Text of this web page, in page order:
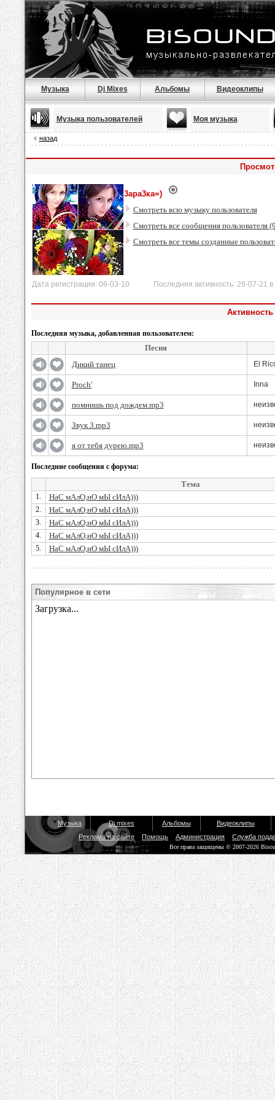
Музыка Dj Mixes Альбомы Видеоклипы
Музыка пользователей Моя музыка
назад
3ара3ка=)
Смотреть всю музыку пользователя
Смотреть все сообщения пользователя
Смотреть все темы созданные
Дата регистрации: 06-03-10 Последняя активность: 26-07-21 в
Последняя музыка, добавленная пользователем:
Песня
Дикий танец
El
Proch' Inna
помнишь под дождем.mp3
Звук 3.mp3
я от тебя дурею.mp3
Последние сообщения с форума:
Тема
1. НаС мАлО,нО мЫ сИлА)))
2. НаС мАлО,нО мЫ сИлА)))
3. НаС мАлО,нО мЫ сИлА)))
4. НаС мАлО,нО мЫ сИлА)))
5. НаС мАлО,нО мЫ сИлА)))
Популярное в сети
Музыка Dj mixes Альбомы
Видеоклипы
Реклама на сайте
Помощь Администрация Служба
Все права защищены © 2007-2026